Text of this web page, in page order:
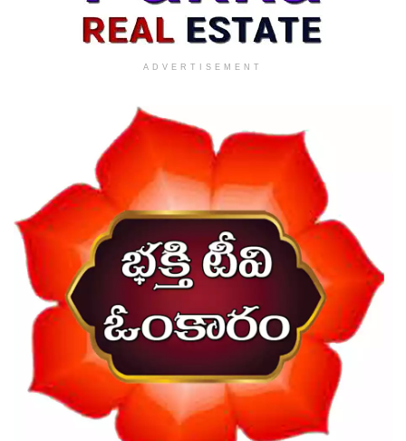
ADVERTISEMENT